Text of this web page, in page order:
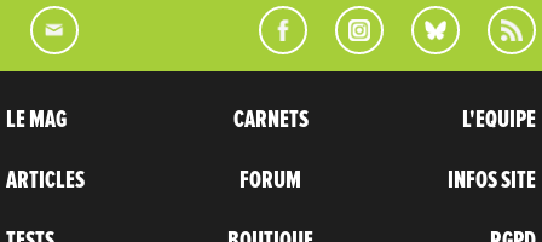
LE MAG
ARTICLES
CARNETS
FORUM
L'EQUIPE
INFOS SITE